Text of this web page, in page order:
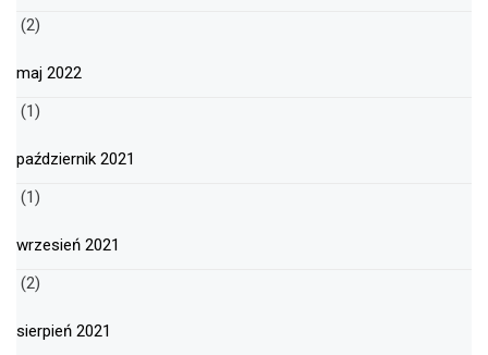
(2)
maj 2022
(1)
październik 2021
(1)
wrzesień 2021
(2)
sierpień 2021